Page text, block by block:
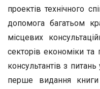
проектів технічного
допомога багатьом
місцевих
секторів економіки та
консультантів з
перше видання